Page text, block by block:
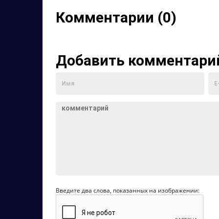
Комментарии (0)
Добавить
Введите два слова, показанных на изображении: